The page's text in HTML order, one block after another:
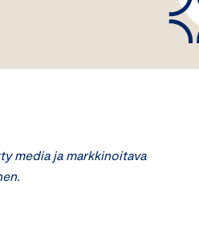
media ja markkinoitava